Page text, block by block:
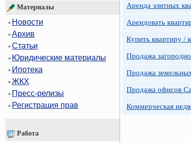
Материалы
Новости
Архив
Статьи
Юридические материалы
Ипотека
ЖКХ
Пресс-релизы
Регистрация прав
Работа
Аренда элитных
Арендовать
Купить квартиру /
Продажа
Продажа
Продажа офисов
Коммерческая